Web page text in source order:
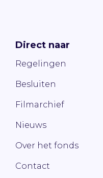
Direct naar
Regelingen
Besluiten
Filmarchief
Nieuws
Over het fonds
Contact